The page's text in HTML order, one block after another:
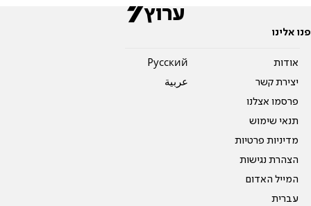
פנו אלינו
אודות
יצירת קשר
פרסמו אצלנו
תנאי שימוש
מדיניות פרטיות
הצהרת נגישות
המייל האדום
עברית
Pусский
عربية